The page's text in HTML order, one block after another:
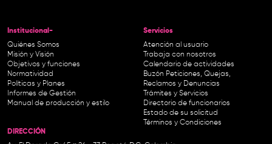
Institucional-
Quiénes Somos
Misión y Visión
Objetivos y funciones
Normatividad
Políticas y Planes
Informes de Gestión
Manual de producción y estilo
Servicios
Atención al usuario
Trabaja con nosotros
Calendario de actividades
Buzón Peticiones, Quejas,
Reclamos y Denuncias
Trámites y Servicios
Directorio de funcionarios
Estado de su solicitud
Términos y Condiciones
DIRECCIÓN